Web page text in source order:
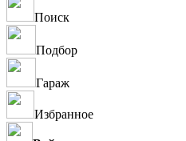
Поиск
Подбор
Гараж
Избранное